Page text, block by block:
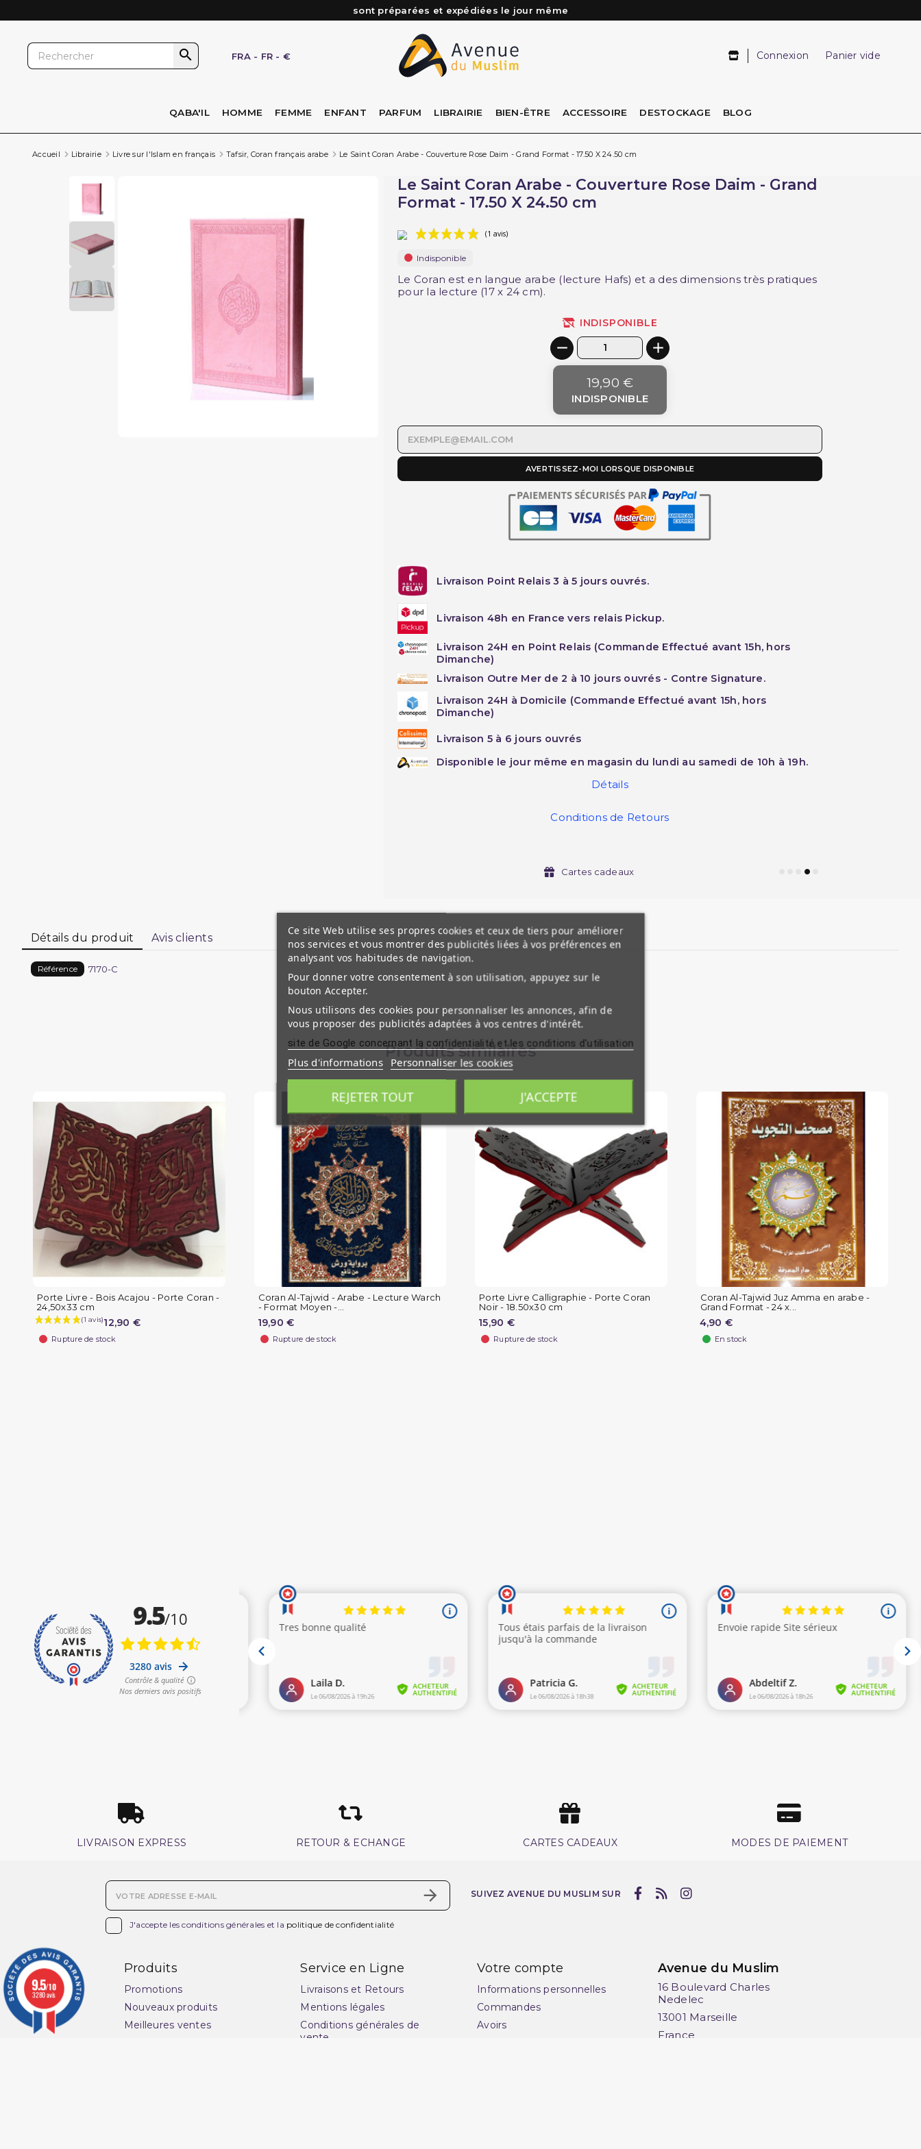
Besoin d'aide ? Retrouvez notre FAQ
Les Commandes passées avant 15h (lun au Vend)
 FRA - FR - € Connexion Panier vide
QABA'IL HOMME FEMME ENFANT PARFUM LIBRAIRIE BIEN-ÊTRE ACCESSOIRE DESTOCKAGE BLOG
Accueil Librairie Livre sur l'Islam en français Tafsir, Coran français arabe Le Saint Coran Arabe - Couverture Rose Daim - Grand Format - 17.50 X 24.50 cm
Le Saint Coran Arabe - Couverture Rose Daim - Grand
Format - 17.50 X 24.50 cm
(1 avis)
Indisponible
Le Coran est en langue arabe (lecture Hafs) et a des dimensions très pratiques
pour la lecture (17 x 24 cm).
INDISPONIBLE
19,90 €
INDISPONIBLE
AVERTISSEZ-MOI LORSQUE DISPONIBLE
Livraison Point Relais 3 à 5 jours ouvrés.
Livraison 48h en France vers relais Pickup.
Livraison 24H en Point Relais (Commande Effectué avant 15h, hors
Dimanche)
Livraison Outre Mer de 2 à 10 jours ouvrés - Contre Signature.
Livraison 24H à Domicile (Commande Effectué avant 15h, hors
Dimanche)
Livraison 5 à 6 jours ouvrés
Disponible le jour même en magasin du lundi au samedi de 10h à 19h.
Détails
Conditions de Retours
Cartes cadeaux
Détails du produit Avis clients
Référence 7170-C
Produits similaires
Porte Livre - Bois Acajou - Porte Coran -
24,50x33 cm
12,90 €
Rupture de stock
Coran Al-Tajwid - Arabe - Lecture Warch
- Format Moyen -...
19,90 €
Rupture de stock
Porte Livre Calligraphie - Porte Coran
Noir - 18.50x30 cm
15,90 €
Rupture de stock
Coran Al-Tajwid Juz Amma en arabe -
Grand Format - 24 x...
4,90 €
En stock
LIVRAISON EXPRESS RETOUR & ECHANGE CARTES CADEAUX MODES DE PAIEMENT
J'accepte les conditions générales et la politique de confidentialité
SUIVEZ AVENUE DU MUSLIM SUR
Produits
Promotions
Nouveaux produits
Meilleures ventes
Service en Ligne
Livraisons et Retours
Mentions légales
Conditions générales de
vente
Votre compte
Informations personnelles
Commandes
Avoirs
Avenue du Muslim
16 Boulevard Charles
Nedelec
13001 Marseille
France
Ce site Web utilise ses propres cookies et ceux de tiers pour améliorer
nos services et vous montrer des publicités liées à vos préférences en
analysant vos habitudes de navigation.
Pour donner votre consentement à son utilisation, appuyez sur le
bouton Accepter.
Nous utilisons des cookies pour personnaliser les annonces, afin de
vous proposer des publicités adaptées à vos centres d'intérêt.
site de Google concernant la confidentialité et les conditions d'utilisation
Plus d'informations Personnaliser les cookies
REJETER TOUT J'ACCEPTE
9.5/10
3280 avis